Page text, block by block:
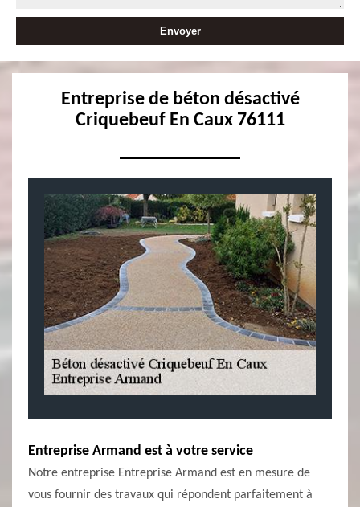
Entreprise de béton désactivé
Criquebeuf En Caux 76111
Entreprise Armand est à votre service
Notre entreprise Entreprise Armand est en mesure de
vous fournir des travaux qui répondent parfaitement à